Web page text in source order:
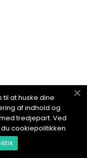
at huske dine
af indhold og
tredjepart. Ved
cookiepolitikken.